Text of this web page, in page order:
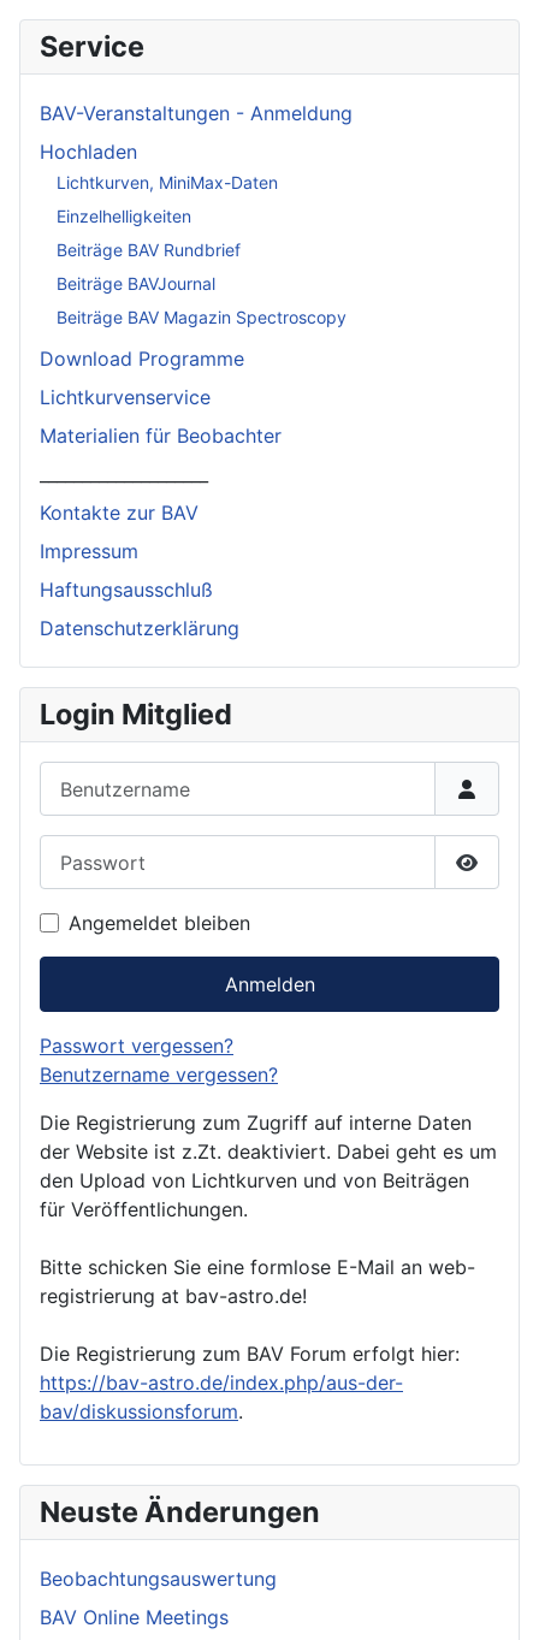
Service
BAV-Veranstaltungen - Anmeldung
Hochladen
Lichtkurven, MiniMax-Daten
Einzelhelligkeiten
Beiträge BAV Rundbrief
Beiträge BAVJournal
Beiträge BAV Magazin Spectroscopy
Download Programme
Lichtkurvenservice
Materialien für Beobachter
Kontakte zur BAV
Impressum
Haftungsausschluß
Datenschutzerklärung
Login Mitglied
Angemeldet bleiben
Anmelden
Passwort vergessen?
Benutzername vergessen?
Die Registrierung zum Zugriff auf interne Daten
der Website ist z.Zt. deaktiviert. Dabei geht es um
den Upload von Lichtkurven und von Beiträgen
für Veröffentlichungen.
Bitte schicken Sie eine formlose E-Mail an web-
registrierung at bav-astro.de!
Die Registrierung zum BAV Forum erfolgt hier:
https://bav-astro.de/index.php/aus-der-
bav/diskussionsforum.
Neuste Änderungen
Beobachtungsauswertung
BAV Online Meetings